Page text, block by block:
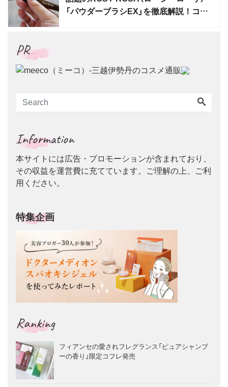
「パウダーブラシEX」を徹底解説！コス
PR
Information
本サイトには広告・プロモーションが含まれており、
その収益を運営費に充てています。ご理解の上、ご利
用ください。
特集企画
Ranking
フィアンセの愛されフレグランス「ピュアシャンプ
ーの香り」限定コフレ発売